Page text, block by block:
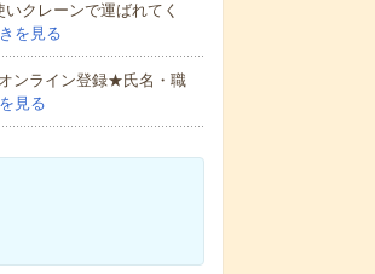
クレーンで運ばれてく
を見る
ンライン登録★氏名・職
見る